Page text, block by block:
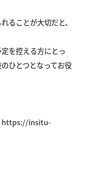
ることが大切だと、
を控える方にとっ
ひとつとなってお役
https://insitu-